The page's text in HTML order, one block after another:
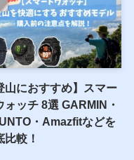
山におすすめ】スマー
ォッチ 8選 GARMIN・
・Amazfitなどを
比較！